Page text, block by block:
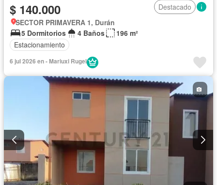
$ 140.000
Destacado
SECTOR PRIMAVERA 1, Durán
5 Dormitorios
4 Baños
196 m²
Estacionamiento
6 jul 2026 en - Mariuxi Rugel